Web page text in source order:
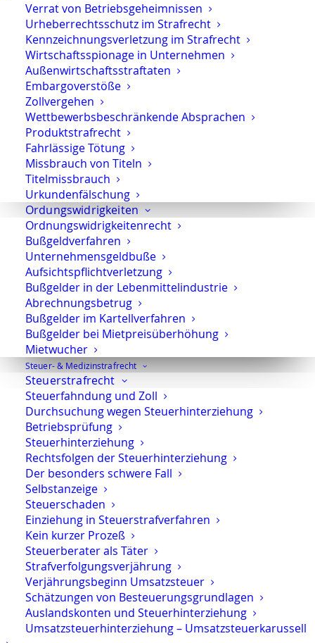
Verrat von Betriebsgeheimnissen
Urheberrechtsschutz im Strafrecht
Kennzeichnungsverletzung im Strafrecht
Wirtschaftsspionage in Unternehmen
Außenwirtschaftsstraftaten
Embargoverstöße
Zollvergehen
Wettbewerbsbeschränkende Absprachen
Produktstrafrecht
Fahrlässige Tötung
Missbrauch von Titeln
Titelmissbrauch
Urkundenfälschung
Ordungswidrigkeiten
Ordnungswidrigkeitenrecht
Bußgeldverfahren
Unternehmensgeldbuße
Aufsichtspflichtverletzung
Bußgelder in der Lebenmittelindustrie
Abrechnungsbetrug
Bußgelder im Kartellverfahren
Bußgelder bei Mietpreisüberhöhung
Mietwucher
Steuer- & Medizinstrafrecht
Steuerstrafrecht
Steuerfahndung und Zoll
Durchsuchung wegen Steuerhinterziehung
Betriebsprüfung
Steuerhinterziehung
Rechtsfolgen der Steuerhinterziehung
Der besonders schwere Fall
Selbstanzeige
Steuerschaden
Einziehung in Steuerstrafverfahren
Kein kurzer Prozeß
Steuerberater als Täter
Strafverfolgungsverjährung
Verjährungsbeginn Umsatzsteuer
Schätzungen von Besteuerungsgrundlagen
Auslandskonten und Steuerhinterziehung
Umsatzsteuerhinterziehung – Umsatzsteuerkarussell
Website in diesem Browser für meinen
nächsten Kommentar speichern.
60 − 54 =
Strafverteidiger-Notruf (z. B. bei
Festnahme oder
Hausdurchsuchungen):
669
Sie erreichen die Anwaltskanzlei an den
Wochentagen über das Sekretariat.
Die Sekretärinnen sind zur Verschwiegenheit
verpflichtet. Erforderliche Erstinformationen
können Sie ihnen anvertrauen.
Rechtsanwalt Oliver Marson
Adresse: Kurfürstendamm 66, 10707 Berlin
Telefon:+49 30 720 22 970
Fax +49 30 720 22 771
E-Mail:marson@anwaltmarson.de
Hilfe im Notfall
Sie können sich im Notfall rund um die Uhr an uns
wenden. Bitte wählen Sie:0171 65 43 669
Typische Notfälle sind: Festnahme, Anordnung der
Untersuchungshaft oder Hausdurchsuchungen.